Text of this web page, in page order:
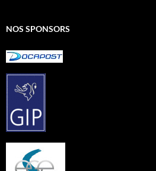
NOS SPONSORS